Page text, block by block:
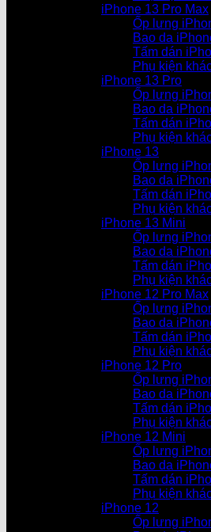
iPhone 13 Pro Max
Ốp lưng
Bao da
Tấm dán
Phụ kiện
iPhone 13 Pro
Ốp lưng
Bao da
Tấm dán
Phụ kiện
iPhone 13
Ốp lưng
Bao da
Tấm dán
Phụ kiện
iPhone 13 Mini
Ốp lưng
Bao da
Tấm dán
Phụ kiện
iPhone 12 Pro Max
Ốp lưng
Bao da
Tấm dán
Phụ kiện
iPhone 12 Pro
Ốp lưng
Bao da
Tấm dán
Phụ kiện
iPhone 12 Mini
Ốp lưng
Bao da
Tấm dán
Phụ kiện
iPhone 12
Ốp lưng